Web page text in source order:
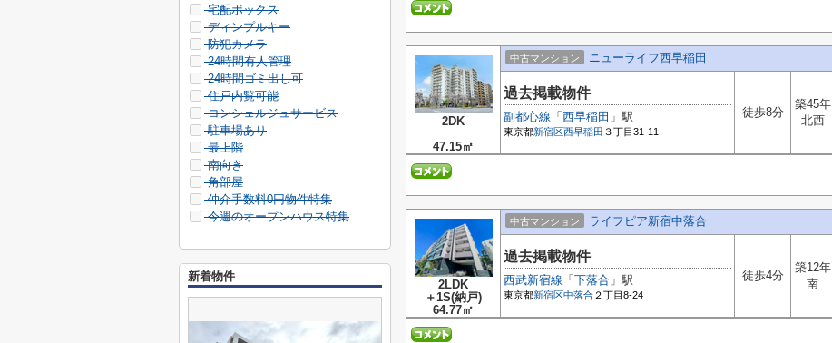
2DK
47.15㎡
中古マンション ニューライフ西早稲田
過去掲載物件
副都心線 「 西早稲田 」駅
東京都新宿区西早稲田 ３丁目31-11
徒歩8分
築45年
北西
2LDK
＋1S(納戸)
64.77㎡
中古マンション ライフピア新宿中落合
過去掲載物件
西武新宿線 「 下落合 」駅
東京都新宿区中落合 ２丁目8-24
徒歩4分
築12年
南
宅配ボックス
ディンプルキー
防犯カメラ
24時間有人管理
24時間ゴミ出し可
住戸内覧可能
コンシェルジュサービス
駐車場あり
最上階
南向き
角部屋
仲介手数料0円物件特集
今週のオープンハウス特集
新着物件